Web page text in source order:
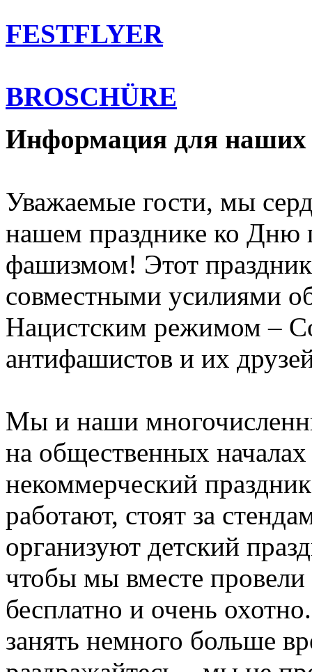
FESTFLYER
BROSCHÜRE
Информация для наших
Уважаемые гости, мы
нашем празднике ко Дню
фашизмом! Этот праздник
совместными усилиями
Нацистским режимом –
антифашистов и их
Мы и наши
на общественных
некоммерческий
работают, стоят за
организуют детский
чтобы мы вместе
бесплатно и очень
занять немного больше